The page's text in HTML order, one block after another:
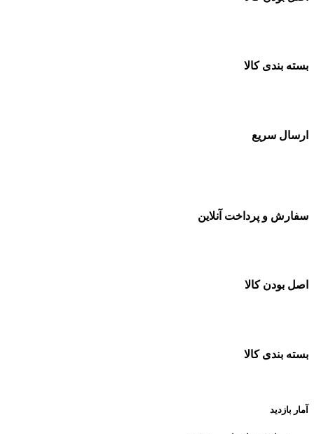
بسته بندی کالا
ارسال سریع
سفارش و پرداخت آنلاین
اصل بودن کالا
بسته بندی کالا
آمار بازدید